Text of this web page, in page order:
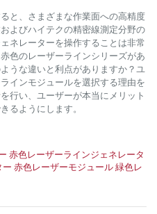
と、さまざまな作業面への高精度
よびハイテクの精密線測定分野の
ネレーターを操作することは非常
色のレーザーラインシリーズがあ
うな違いと利点がありますか？ユ
インモジュールを選択する理由を
行い、ユーザーが本当にメリット
るようにします。
赤色レーザーラインジェネレータ
ー 赤色レーザーモジュール緑色レ